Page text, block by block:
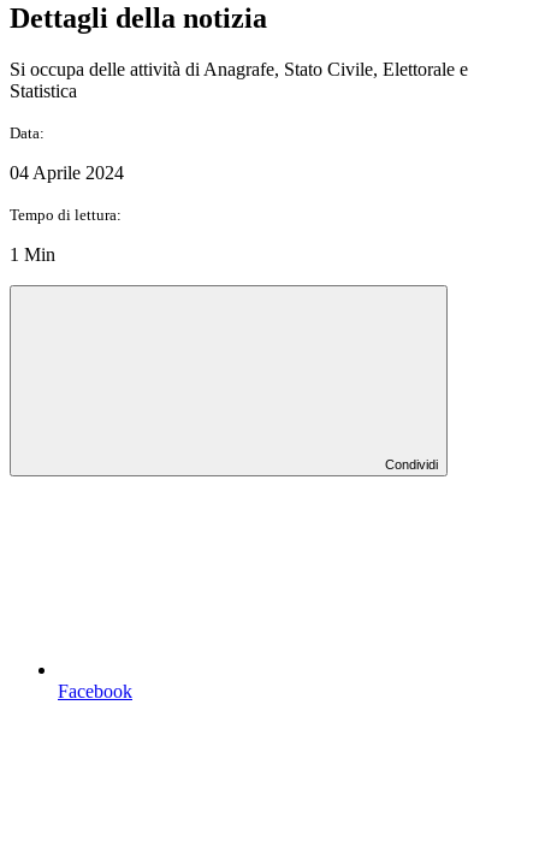
Dettagli della notizia
Si occupa delle attività di Anagrafe, Stato Civile, Elettorale e
Statistica
Data:
04 Aprile 2024
Tempo di lettura:
1 Min
Condividi
Facebook